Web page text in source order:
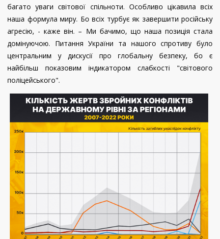
багато уваги світової спільноти. Особливо цікавила всіх
наша формула миру. Бо всіх турбує як завершити російську
агресію, - каже він. – Ми бачимо, що наша позиція стала
домінуючою. Питання України та нашого спротиву було
центральним у дискусії про глобальну безпеку, бо є
найбільш показовим індикатором слабкості "світового
поліцейського".